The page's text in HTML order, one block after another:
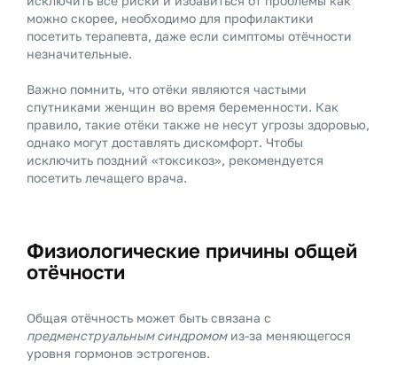
можно скорее, необходимо для профилактики
посетить терапевта, даже если симптомы отёчности
незначительные.
Важно помнить, что отёки являются частыми
спутниками женщин во время беременности. Как
правило, такие отёки также не несут угрозы здоровью,
однако могут доставлять дискомфорт. Чтобы
исключить поздний «токсикоз», рекомендуется
посетить лечащего врача.
Физиологические причины общей
отёчности
Общая отёчность может быть связана с
предменструальным синдромомиз-за меняющегося
уровня гормонов эстрогенов.